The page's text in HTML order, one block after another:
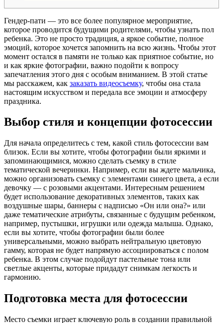
Гендер-пати — это все более популярное мероприятие,
которое проводится будущими родителями, чтобы узнать пол
ребенка. Это не просто традиция, а яркое событие, полное
эмоций, которое хочется запомнить на всю жизнь. Чтобы этот
момент остался в памяти не только как приятное событие, но
и как яркие фотографии, важно подойти к вопросу
запечатления этого дня с особым вниманием. В этой статье
мы расскажем, как заказать видеосъемку, чтобы она стала
настоящим искусством и передала все эмоции и атмосферу
праздника.
Выбор стиля и концепции фотосессии
Для начала определитесь с тем, какой стиль фотосессии вам
близок. Если вы хотите, чтобы фотографии были яркими и
запоминающимися, можно сделать съемку в стиле
тематической вечеринки. Например, если вы ждете мальчика,
можно организовать съемку с элементами синего цвета, а если
девочку — с розовыми акцентами. Интересным решением
будет использование декоративных элементов, таких как
воздушные шары, баннеры с надписью «Он или она?» или
даже тематические атрибуты, связанные с будущим ребенком,
например, пустышки, игрушки или одежда малыша. Однако,
если вы хотите, чтобы фотографии были более
универсальными, можно выбрать нейтральную цветовую
гамму, которая не будет напрямую ассоциироваться с полом
ребенка. В этом случае подойдут пастельные тона или
светлые акценты, которые придадут снимкам легкость и
гармонию.
Подготовка места для фотосессии
Место съемки играет ключевую роль в создании правильной